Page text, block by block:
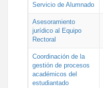
Servicio de Alumnado
Asesoramiento
jurídico al Equipo
Rectoral
Coordinación de la
gestión de procesos
académicos del
estudiantado